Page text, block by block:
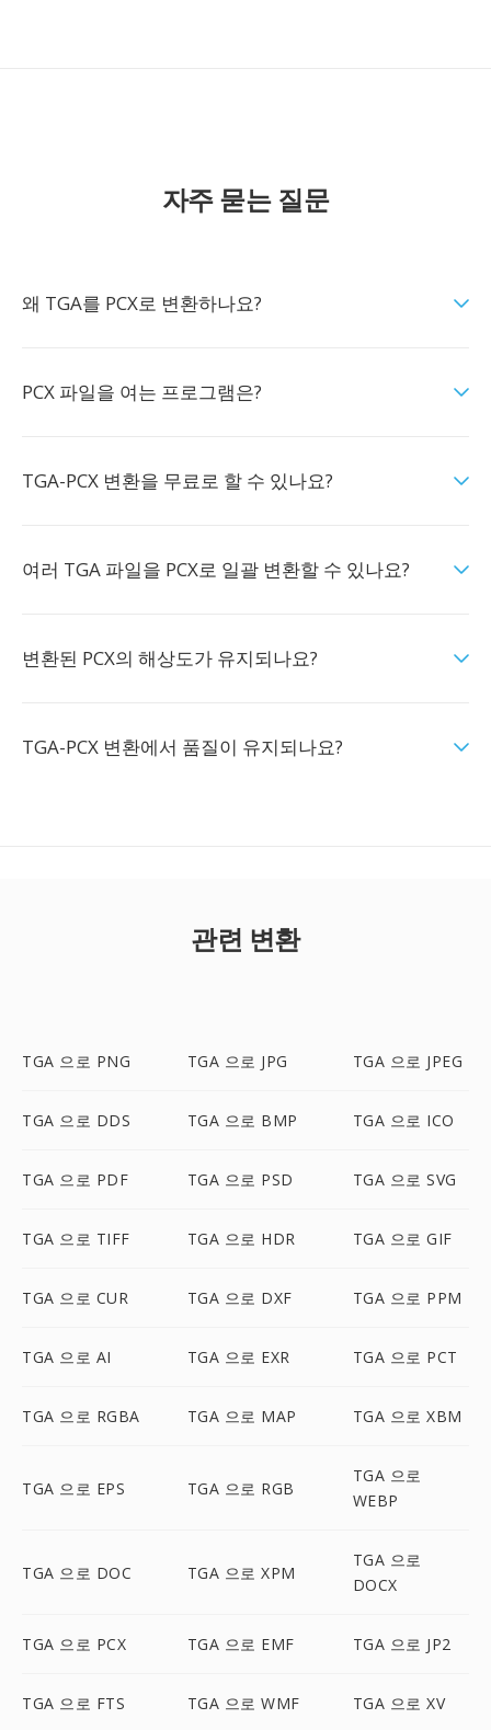
자주 묻는 질문
왜 TGA를 PCX로 변환하나요?
PCX 파일을 여는 프로그램은?
TGA-PCX 변환을 무료로 할 수 있나요?
여러 TGA 파일을 PCX로 일괄 변환할 수 있나요?
변환된 PCX의 해상도가 유지되나요?
TGA-PCX 변환에서 품질이 유지되나요?
관련 변환
TGA 으로 PNG TGA 으로 JPG TGA 으로 JPEG
TGA 으로 DDS TGA 으로 BMP TGA 으로 ICO
TGA 으로 PDF TGA 으로 PSD TGA 으로 SVG
TGA 으로 TIFF TGA 으로 HDR TGA 으로 GIF
TGA 으로 CUR TGA 으로 DXF TGA 으로 PPM
TGA 으로 AI TGA 으로 EXR TGA 으로 PCT
TGA 으로 RGBA TGA 으로 MAP TGA 으로 XBM
TGA 으로 EPS TGA 으로 RGB
TGA 으로
WEBP
TGA 으로 DOC TGA 으로 XPM
TGA 으로
DOCX
TGA 으로 PCX TGA 으로 EMF TGA 으로 JP2
TGA 으로 FTS TGA 으로 WMF TGA 으로 XV